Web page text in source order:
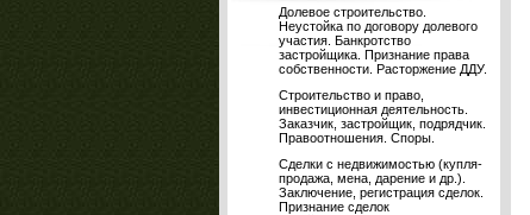
Долевое строительство.
Неустойка по договору долевого
участия. Банкротство
застройщика. Признание права
собственности. Расторжение ДДУ.
Строительство и право,
инвестиционная деятельность.
Заказчик, застройщик, подрядчик.
Правоотношения. Споры.
Сделки с недвижимостью (купля-
продажа, мена, дарение и др.).
Заключение, регистрация сделок.
Признание сделок